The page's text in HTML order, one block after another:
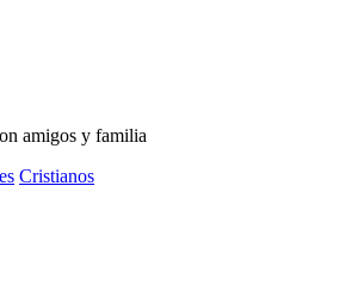
amigos y familia
Cristianos